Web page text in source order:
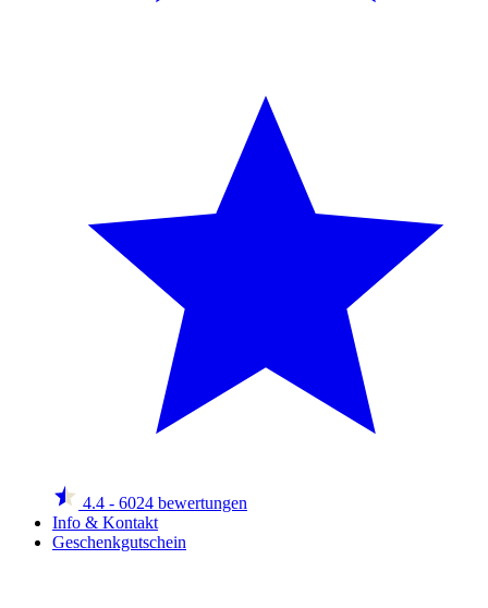
4.4 - 6024 bewertungen
Info & Kontakt
Geschenkgutschein